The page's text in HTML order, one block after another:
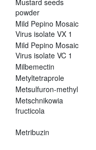
Mustard seeds
powder
Mild Pepino Mosaic
Virus isolate VX 1
Mild Pepino Mosaic
Virus isolate VC 1
Milbemectin
Metyltetraprole
Metsulfuron-methyl
Metschnikowia
fructicola
Metribuzin